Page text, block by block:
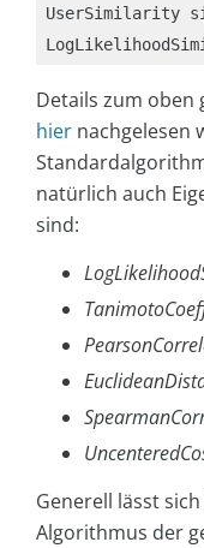
UserSimilarity
Details zum oben
hier nachgelesen
natürlich auch
sind:
Generell lässt
Algorithmus der